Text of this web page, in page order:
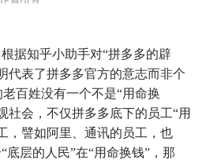
据知乎小助手对“拼多多的辟
代表了拼多多官方的意志而非个
百姓没有一个不是“用命换
社会，不仅拼多多底下的员工“用
，譬如阿里、通讯的员工，也
底层的人民”在“用命换钱”，那